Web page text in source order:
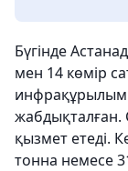
Бүгінде
мен 14 көмір
қызмет етеді.
тонна немесе